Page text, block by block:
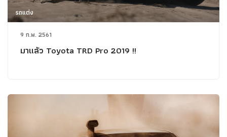
รถแต่ง
9 ก.พ. 2561
มาแล้ว Toyota TRD Pro 2019 !!